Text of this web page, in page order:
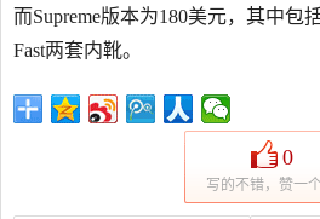
而Supreme版本为180美元，其中包
Fast两套内靴。
0
写的不错，赞一个